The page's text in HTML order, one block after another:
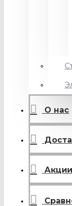
О нас
Акции